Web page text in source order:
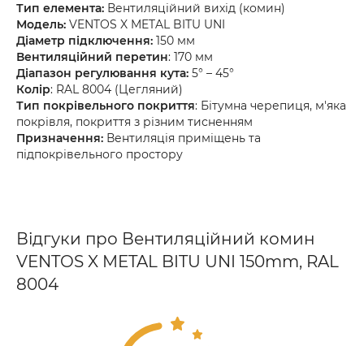
Тип елемента: Вентиляційний вихід (комин)
Модель: VENTOS X METAL BITU UNI
Діаметр підключення: 150 мм
Вентиляційний перетин: 170 мм
Діапазон регулювання кута: 5° – 45°
Колір: RAL 8004 (Цегляний)
Тип покрівельного покриття: Бітумна черепиця, м'яка
покрівля, покриття з різним тисненням
Призначення: Вентиляція приміщень та
підпокрівельного простору
Відгуки про Вентиляційний комин
VENTOS X METAL BITU UNI 150mm, RAL
8004